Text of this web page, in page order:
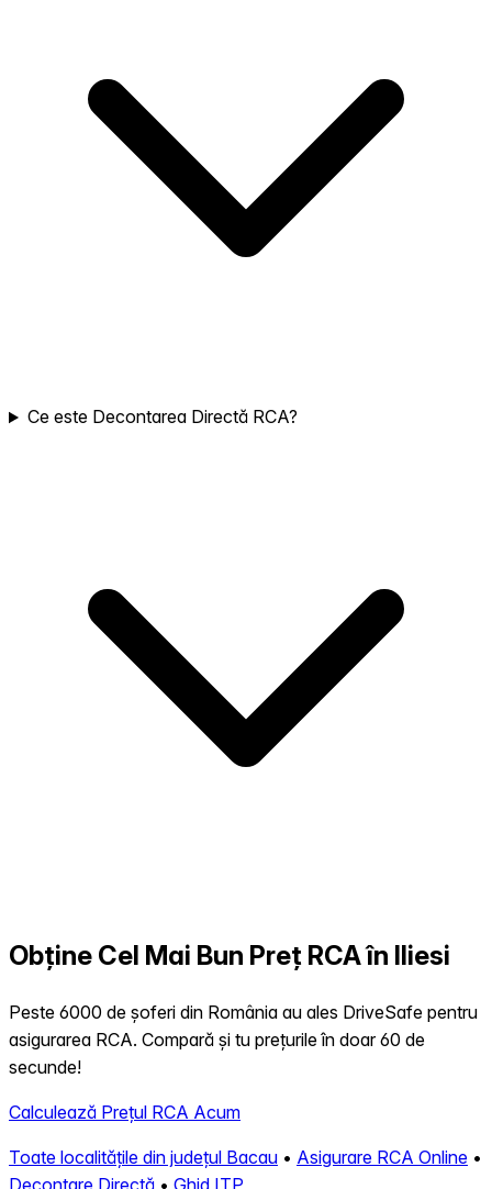
Ce este Decontarea Directă RCA?
Obține Cel Mai Bun Preț RCA în Iliesi
Peste 6000 de șoferi din România au ales DriveSafe pentru
asigurarea RCA. Compară și tu prețurile în doar 60 de
secunde!
Calculează Prețul RCA Acum
Toate localitățile din județul Bacau • Asigurare RCA Online •